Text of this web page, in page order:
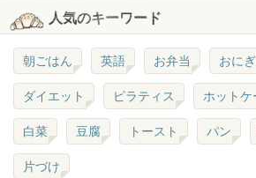
人気のキーワード
朝ごはん 英語 お弁当 おに
ダイエット ピラティス ホットケ
白菜 豆腐 トースト パン
片づけ